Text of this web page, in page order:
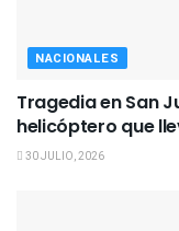
NACIONALES
Tragedia en San
helicóptero que
30 JULIO, 2026